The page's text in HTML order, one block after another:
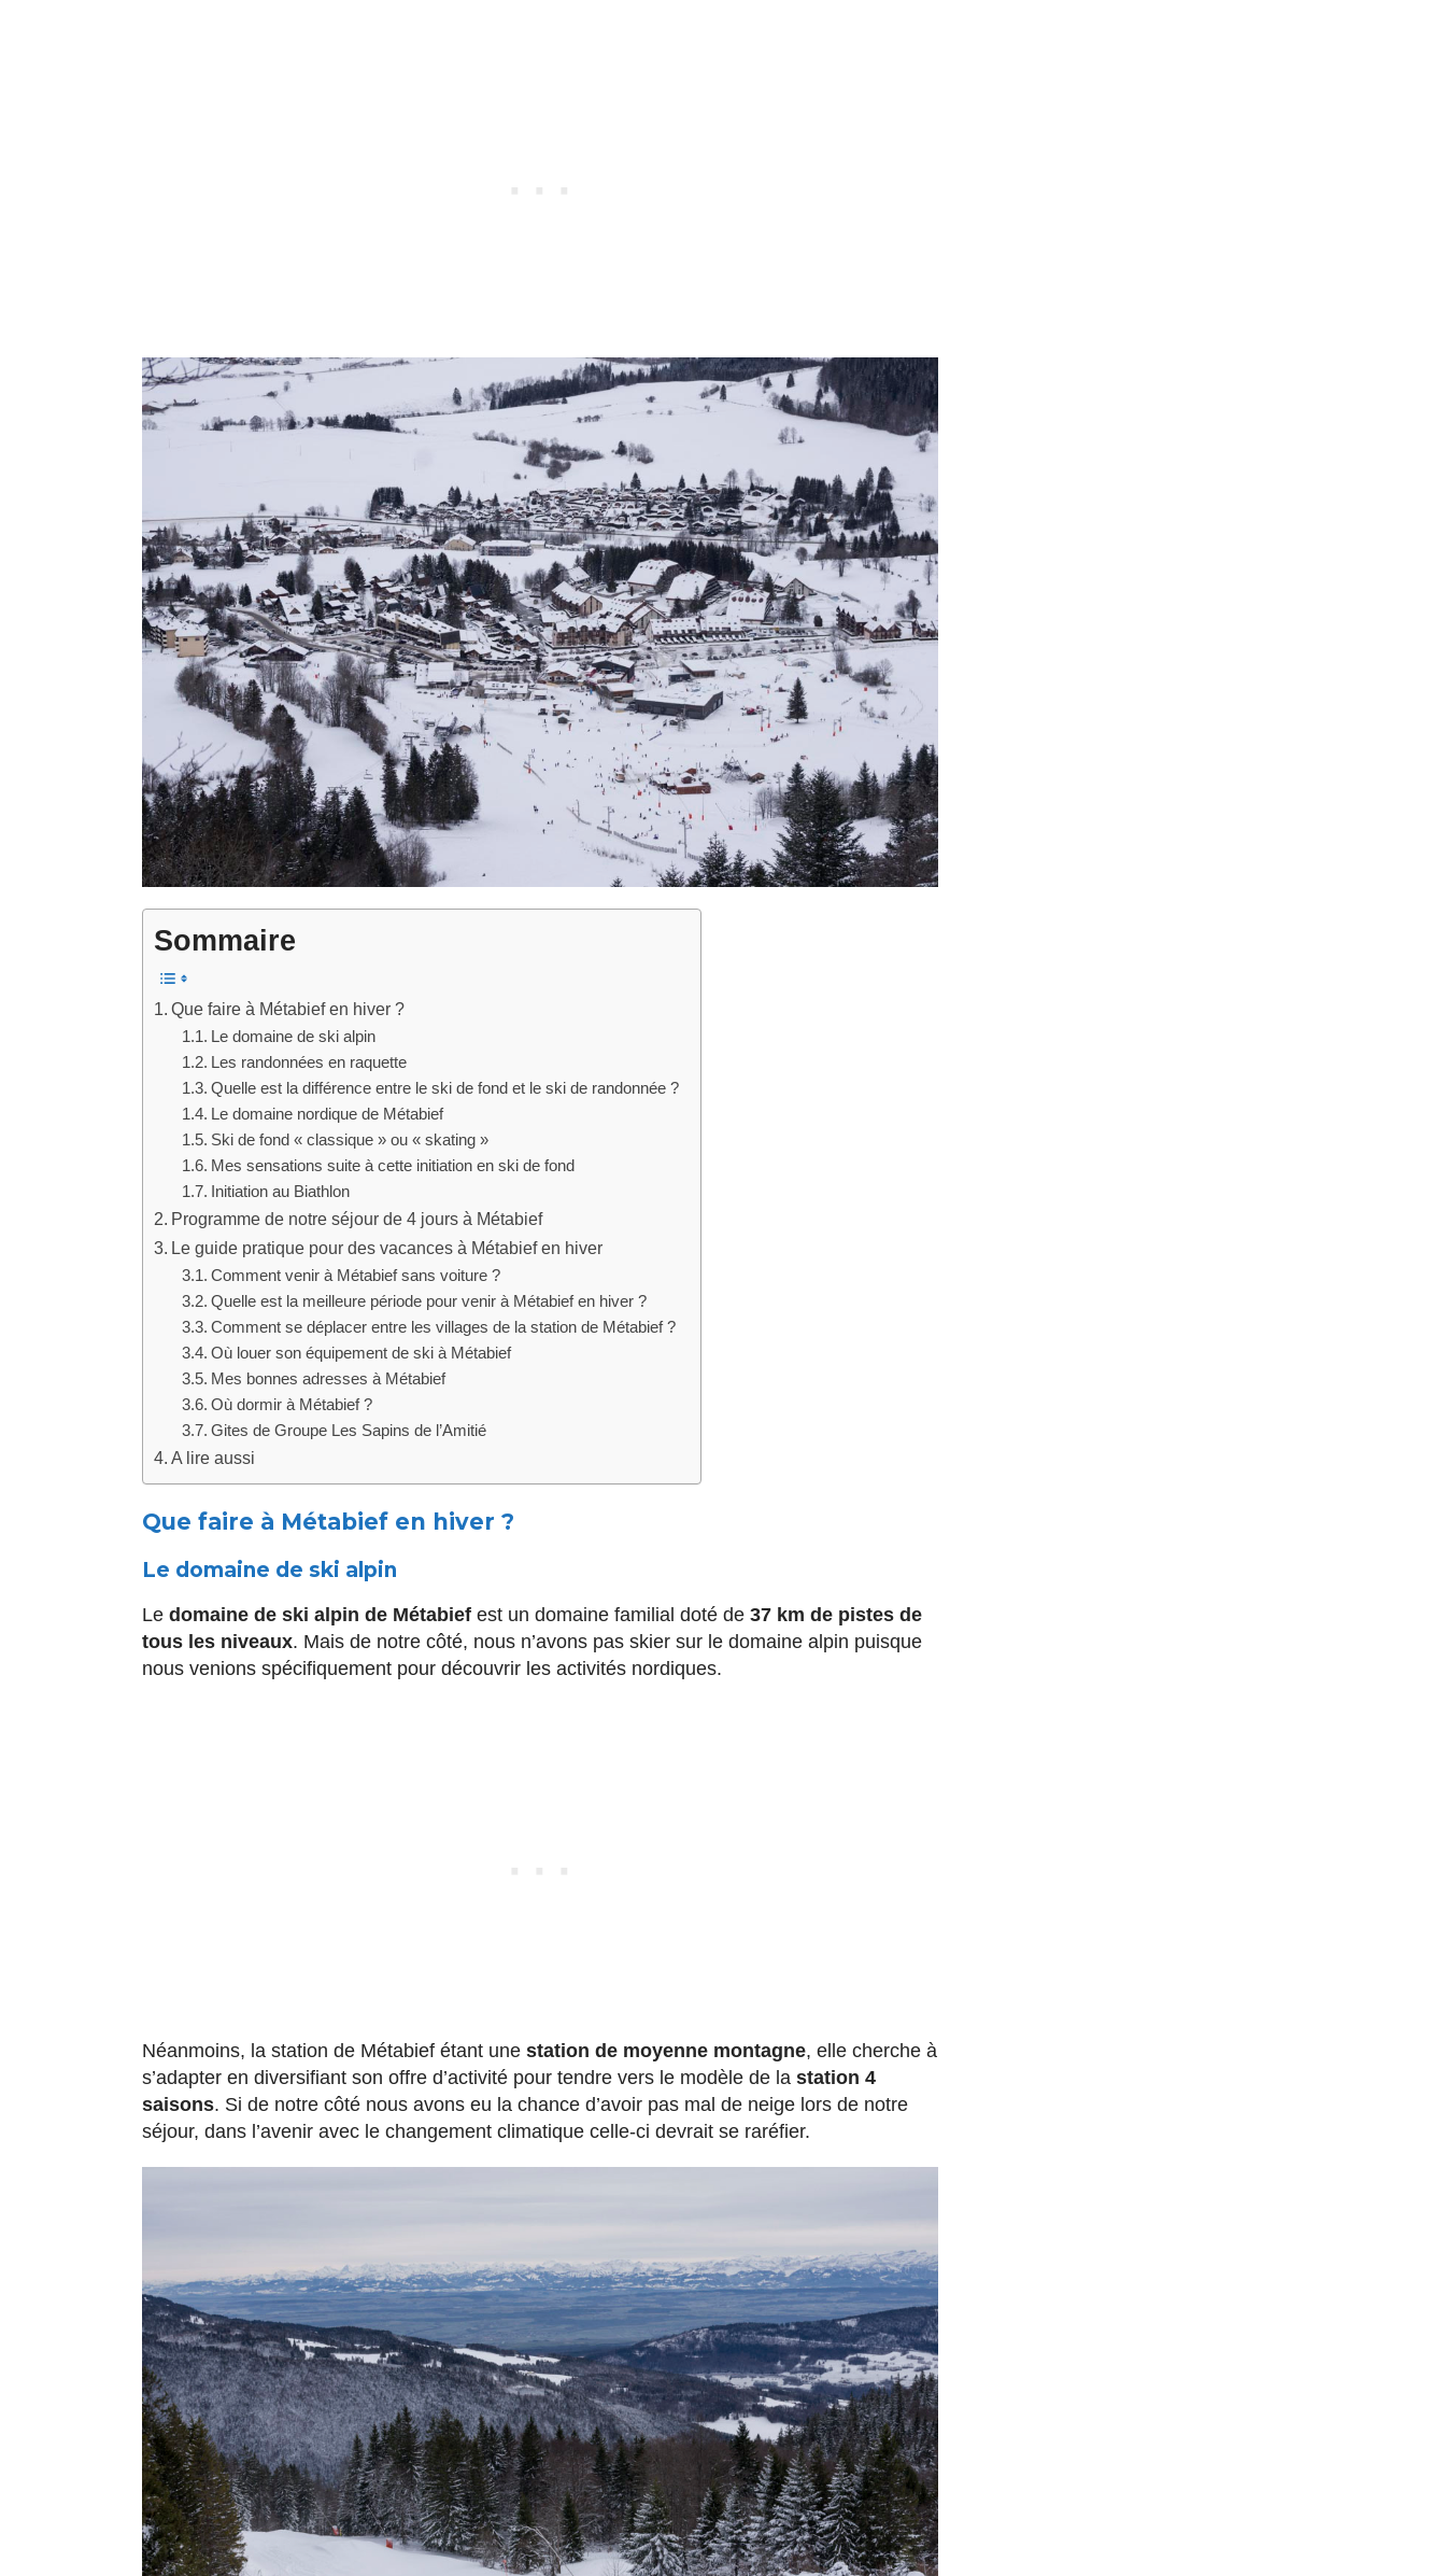
Sommaire
Que faire à Métabief en hiver ?
Le domaine de ski alpin
Les randonnées en raquette
Quelle est la différence entre le ski de fond et le ski de randonnée ?
Le domaine nordique de Métabief
Ski de fond « classique » ou « skating »
Mes sensations suite à cette initiation en ski de fond
Initiation au Biathlon
Programme de notre séjour de 4 jours à Métabief
Le guide pratique pour des vacances à Métabief en hiver
Comment venir à Métabief sans voiture ?
Quelle est la meilleure période pour venir à Métabief en hiver ?
Comment se déplacer entre les villages de la station de Métabief ?
Où louer son équipement de ski à Métabief
Mes bonnes adresses à Métabief
Où dormir à Métabief ?
Gites de Groupe Les Sapins de l’Amitié
A lire aussi
Que faire à Métabief en hiver ?
Le domaine de ski alpin
Le domaine de ski alpin de Métabief est un domaine familial doté de 37 km de pistes de
tous les niveaux. Mais de notre côté, nous n’avons pas skier sur le domaine alpin puisque
nous venions spécifiquement pour découvrir les activités nordiques.
Néanmoins, la station de Métabief étant une station de moyenne montagne, elle cherche à
s’adapter en diversifiant son offre d’activité pour tendre vers le modèle de la station 4
saisons. Si de notre côté nous avons eu la chance d’avoir pas mal de neige lors de notre
séjour, dans l’avenir avec le changement climatique celle-ci devrait se raréfier.